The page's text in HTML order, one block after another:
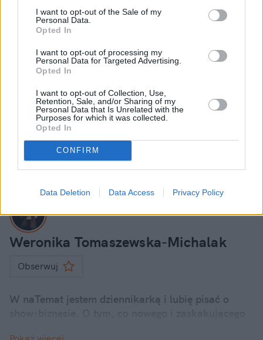
I want to opt-out of the Sale of my
Personal Data.
Opted In
I want to opt-out of processing my
Personal Data for Targeted Advertising.
Opted In
I want to opt-out of Collection, Use,
Retention, Sale, and/or Sharing of my
Personal Data that Is Unrelated with the
Purposes for which it was collected.
Opted In
CONFIRM
Data Deletion Data Access Privacy Policy
Nie przegap żadnej ważnej wiadomości i
obserwuj nas w Google News!
Zakupy
Weronika Tomaszewska-Michalak
Obserwuj
W naTemat jestem dziennikarką i lubię pisać o